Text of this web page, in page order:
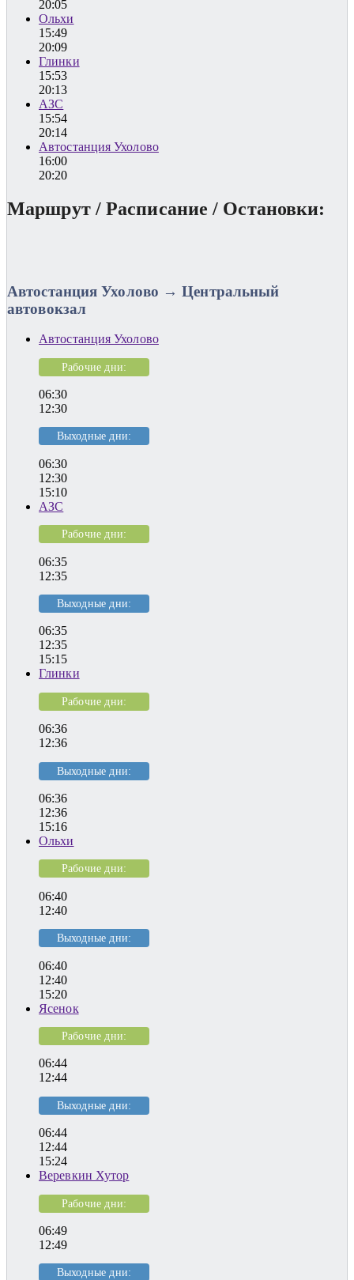
20:05
Ольхи
15:49
20:09
Глинки
15:53
20:13
АЗС
15:54
20:14
Автостанция Ухолово
16:00
20:20
Маршрут / Расписание / Остановки:
Автостанция Ухолово → Центральный
автовокзал
Автостанция Ухолово
Рабочие дни:
06:30
12:30
Выходные дни:
06:30
12:30
15:10
АЗС
Рабочие дни:
06:35
12:35
Выходные дни:
06:35
12:35
15:15
Глинки
Рабочие дни:
06:36
12:36
Выходные дни:
06:36
12:36
15:16
Ольхи
Рабочие дни:
06:40
12:40
Выходные дни:
06:40
12:40
15:20
Ясенок
Рабочие дни:
06:44
12:44
Выходные дни:
06:44
12:44
15:24
Веревкин Хутор
Рабочие дни:
06:49
12:49
Выходные дни: